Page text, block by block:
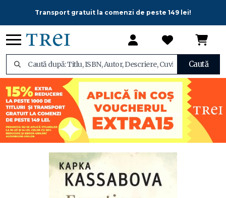
Transport gratuit la comenzi de peste 149 lei!
Caută